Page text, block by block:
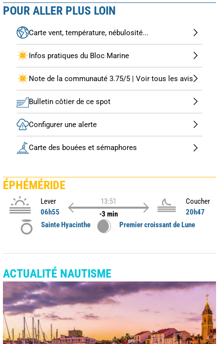
POUR ALLER PLUS LOIN
Carte vent, température, nébulosité...
Infos pratiques du Bloc Marine
Note de la communauté 3.75/5 | Voir tous les avis
Bulletin côtier de ce spot
Configurer une alerte
Carte des bouées et sémaphores
ÉPHÉMÉRIDE
Lever
06h55
13:51
-3 min
Coucher
20h47
Sainte Hyacinthe
Premier croissant de Lune
ACTUALITÉ NAUTISME